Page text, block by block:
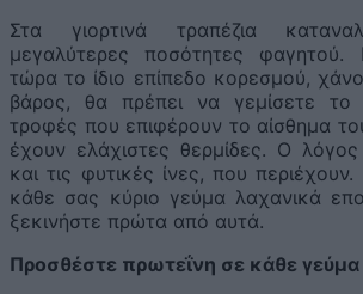
Στα γιορτινά τραπέζια
μεγαλύτερες ποσότητες φαγητού.
τώρα το ίδιο επίπεδο κορεσμού,
βάρος, θα πρέπει να γεμίσετε
τροφές που επιφέρουν το αίσθημα
έχουν ελάχιστες θερμίδες. Ο
και τις φυτικές ίνες, που
κάθε σας κύριο γεύμα λαχανικά
ξεκινήστε πρώτα από αυτά.
Προσθέστε πρωτεΐνη σε κάθε γεύμα